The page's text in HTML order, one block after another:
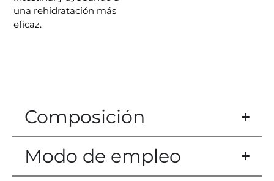
una rehidratación más
eficaz.
Composición
Modo de empleo